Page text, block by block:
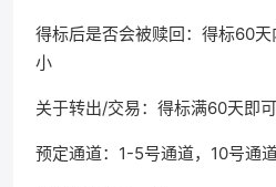
得标后是否会被赎回：得标60
小
关于转出/交易：得标满60天即
预定通道：1-5号通道，10号通